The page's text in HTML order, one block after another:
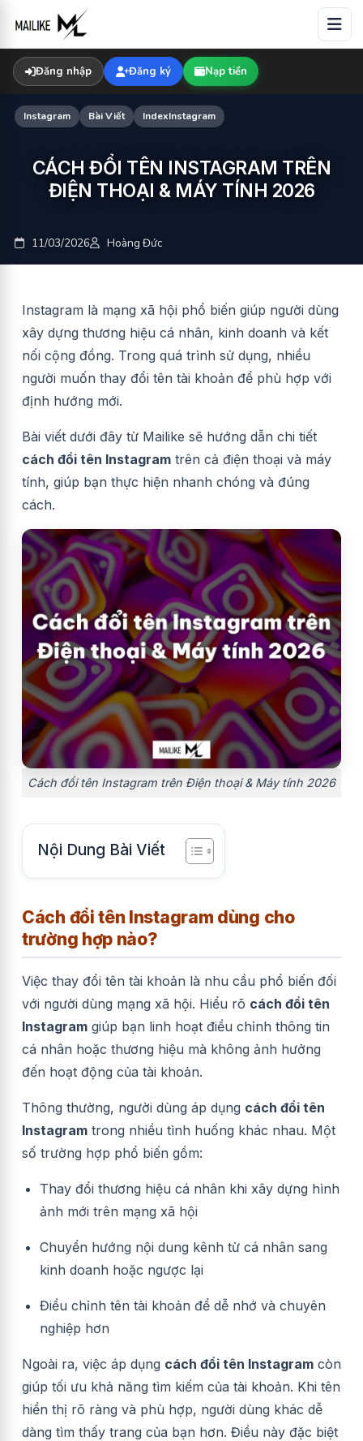
content
Đăng nhập Đăng ký Nạp tiền
Instagram Bài Viết IndexInstagram
CÁCH ĐỔI TÊN INSTAGRAM TRÊN
ĐIỆN THOẠI & MÁY TÍNH 2026
11/03/2026 Hoàng Đức
Instagram là mạng xã hội phổ biến giúp người dùng
xây dựng thương hiệu cá nhân, kinh doanh và kết
nối cộng đồng. Trong quá trình sử dụng, nhiều
người muốn thay đổi tên tài khoản để phù hợp với
định hướng mới.
Bài viết dưới đây từ Mailike sẽ hướng dẫn chi tiết
cách đổi tên Instagram trên cả điện thoại và máy
tính, giúp bạn thực hiện nhanh chóng và đúng
cách.
Cách đổi tên Instagram trên Điện thoại & Máy tính 2026
Nội Dung Bài Viết
Cách đổi tên Instagram dùng cho
trường hợp nào?
Việc thay đổi tên tài khoản là nhu cầu phổ biến đối
với người dùng mạng xã hội. Hiểu rõ cách đổi tên
Instagram giúp bạn linh hoạt điều chỉnh thông tin
cá nhân hoặc thương hiệu mà không ảnh hưởng
đến hoạt động của tài khoản.
Thông thường, người dùng áp dụng cách đổi tên
Instagram trong nhiều tình huống khác nhau. Một
số trường hợp phổ biến gồm:
Thay đổi thương hiệu cá nhân khi xây dựng hình
ảnh mới trên mạng xã hội
Chuyển hướng nội dung kênh từ cá nhân sang
kinh doanh hoặc ngược lại
Điều chỉnh tên tài khoản để dễ nhớ và chuyên
nghiệp hơn
Ngoài ra, việc áp dụng cách đổi tên Instagram còn
giúp tối ưu khả năng tìm kiếm của tài khoản. Khi tên
hiển thị rõ ràng và phù hợp, người dùng khác dễ
dàng tìm thấy trang của bạn hơn. Điều này đặc biệt